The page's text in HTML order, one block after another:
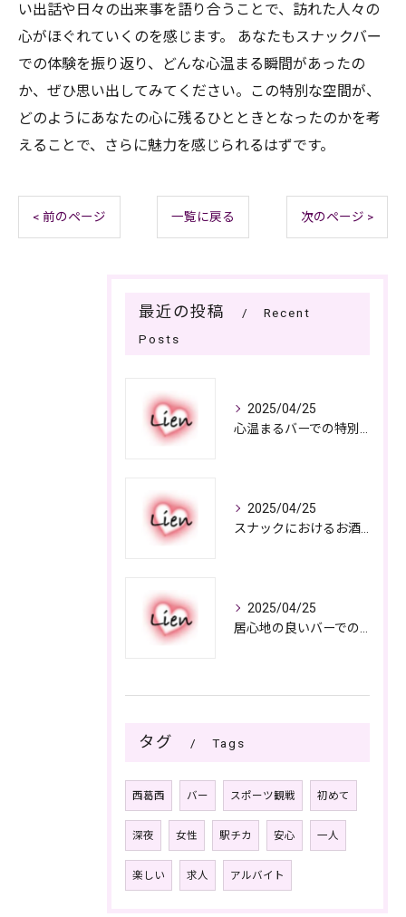
い出話や日々の出来事を語り合うことで、訪れた人々の
心がほぐれていくのを感じます。 あなたもスナックバー
での体験を振り返り、どんな心温まる瞬間があったの
か、ぜひ思い出してみてください。この特別な空間が、
どのようにあなたの心に残るひとときとなったのかを考
えることで、さらに魅力を感じられるはずです。
< 前のページ 一覧に戻る 次のページ >
最近の投稿
Recent
Posts
2025/04/25
2025/04/25
2025/04/25
タグ Tags
西葛西 バー スポーツ観戦 初めて
深夜 女性 駅チカ 安心 一人
楽しい 求人 アルバイト